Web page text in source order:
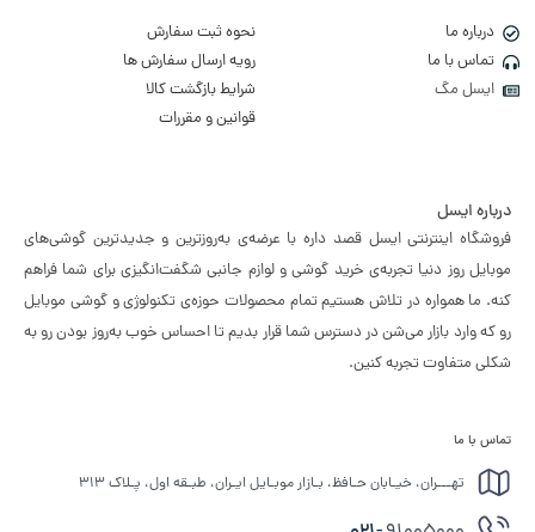
درباره ما
تماس با ما
ایسل مگ
نحوه ثبت سفارش
رویه ارسال سفارش ها
شرایط بازگشت کالا
قوانین و مقررات
درباره ایسل
فروشگاه اینترنتی ایسل قصد داره با عرضه‌ی به‌روزترین و جدیدترین گوشی‌های
موبایل روز دنیا تجربه‌ی خرید گوشی و لوازم جانبی شگفت‌انگیزی برای شما فراهم
کنه. ما همواره در تلاش هستیم تمام محصولات حوزه‌ی تکنولوژی و گوشی موبایل
رو که وارد بازار می‌شن در دسترس شما قرار بدیم تا احساس خوب به‌روز بودن رو به
شکلی متفاوت تجربه کنین.
تماس با ما
تهـــران، خیـابان حـافظ، بـازار موبـایل ایـران، طبـقه اول، پـلاک ۳۱۳